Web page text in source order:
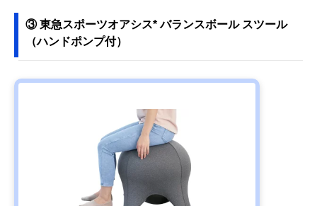
③ 東急スポーツオアシス* バランスボール スツール
（ハンドポンプ付）